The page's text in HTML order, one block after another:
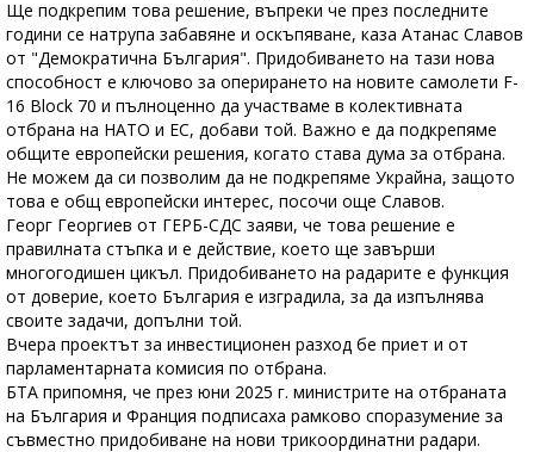
Ще подкрепим това решение, въпреки че през последните
години се натрупа забавяне и оскъпяване, каза Атанас Славов
от "Демократична България". Придобиването на тази нова
способност е ключово за оперирането на новите самолети F-
16 Block 70 и пълноценно да участваме в колективната
отбрана на НАТО и ЕС, добави той. Важно е да подкрепяме
общите европейски решения, когато става дума за отбрана.
Не можем да си позволим да не подкрепяме Украйна, защото
това е общ европейски интерес, посочи още Славов.
Георг Георгиев от ГЕРБ-СДС заяви, че това решение е
правилната стъпка и е действие, което ще завърши
многогодишен цикъл. Придобиването на радарите е функция
от доверие, което България е изградила, за да изпълнява
своите задачи, допълни той.
Вчера проектът за инвестиционен разход бе приет и от
парламентарната комисия по отбрана.
БТА припомня, че през юни 2025 г. министрите на отбраната
на България и Франция подписаха рамково споразумение за
съвместно придобиване на нови трикоординатни радари.